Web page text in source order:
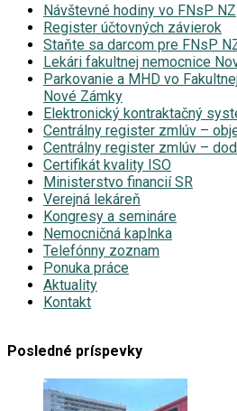
Návštevné hodiny vo FNsP NZ
Register účtovných závierok
Staňte sa darcom pre FNsP
Lekári fakultnej nemocnice
Parkovanie a MHD vo
Nové Zámky
Elektronický kontraktačný
Centrálny register zmlúv –
Centrálny register zmlúv –
Certifikát kvality ISO
Ministerstvo financií SR
Verejná lekáreň
Kongresy a semináre
Nemocničná kaplnka
Telefónny zoznam
Ponuka práce
Aktuality
Kontakt
Posledné príspevky